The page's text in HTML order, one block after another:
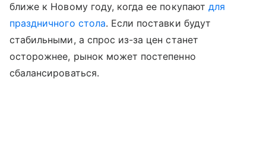
ближе к Новому году, когда ее покупают для
праздничного стола. Если поставки будут
стабильными, а спрос из-за цен станет
осторожнее, рынок может постепенно
сбалансироваться.